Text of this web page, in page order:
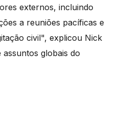
externos, incluindo
a reuniões pacíficas e
civil", explicou Nick
assuntos globais do